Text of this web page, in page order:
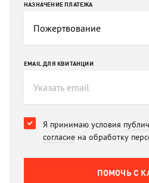
НАЗНАЧЕНИЕ ПЛАТЕЖА
EMAIL ДЛЯ КВИТАНЦИИ
Я принимаю условия
согласие на обработку
ПОМОЧЬ C